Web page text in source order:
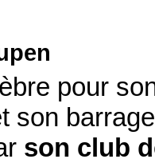
pour
son
son club